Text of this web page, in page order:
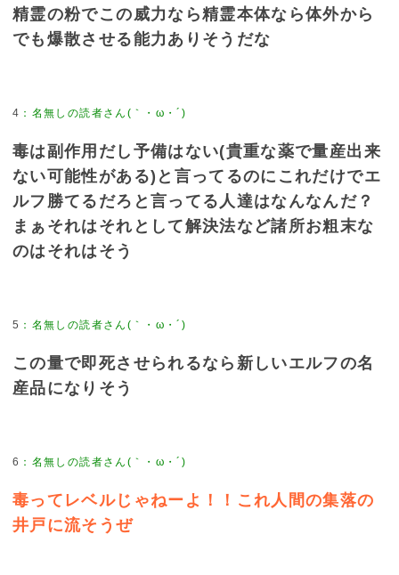
精霊の粉でこの威力なら精霊本体なら体外から
でも爆散させる能力ありそうだな
4 ： 名無しの読者さん(｀・ω・´)
毒は副作用だし予備はない(貴重な薬で量産出来
ない可能性がある)と言ってるのにこれだけでエ
ルフ勝てるだろと言ってる人達はなんなんだ？
まぁそれはそれとして解決法など諸所お粗末な
のはそれはそう
5 ： 名無しの読者さん(｀・ω・´)
この量で即死させられるなら新しいエルフの名
産品になりそう
6 ： 名無しの読者さん(｀・ω・´)
毒ってレベルじゃねーよ！！これ人間の集落の
井戸に流そうぜ